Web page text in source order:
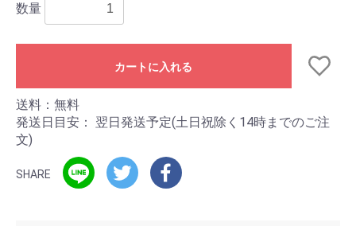
数量
カートに入れる
送料：無料
発送日目安：
翌日発送予定(土日祝除く14時までのご注
文)
SHARE